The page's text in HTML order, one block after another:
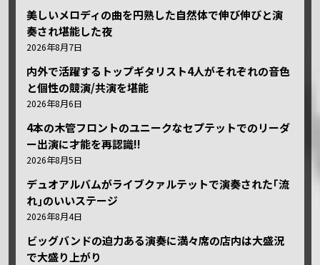
美しいメロディの曲を円熟した自然体で伸び伸びと演
奏され堪能した夜
2026年8月7日
内外で活躍するトップギタリスト4人がそれぞれの音色
と個性の競演/共演を堪能
2026年8月6日
4本の木管フロントのユニークなセプテットでのリーダ
ー出演に才能を再認識!!
2026年8月5日
デュオアルバムがライブクァルテットで演奏された｢流
れ｣のいいステージ
2026年8月4日
ビッグバンドの迫力ある演奏に満々席の店内は大盛況
で大盛り上がり